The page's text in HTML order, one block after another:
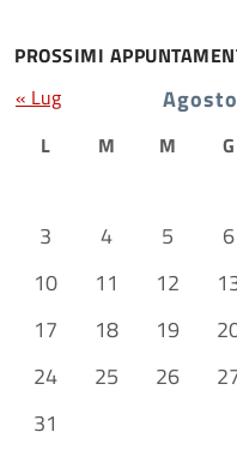
PROSSIMI
L M M G
3
4 5 6
10
11 12
17
18 19
24
25 26
31
« Lug